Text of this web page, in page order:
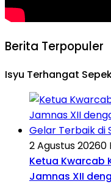
Berita Terpopuler
Isyu Terhangat
2 Agustus 20260
Ketua Kwarcab
Jamnas XII